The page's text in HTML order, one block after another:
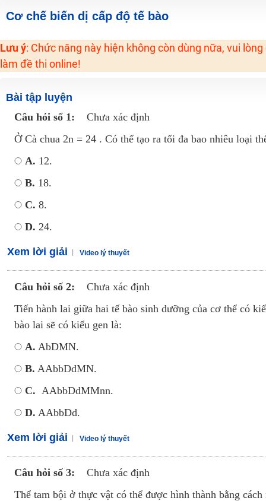
2K6! Lộ Trình Sun 2024 - Ba bước luyện thi TN THPT - ĐH ít nhất 25 điểm
Khuyến Mãi Khoá Học 1K Chỉ Từ 11-13/09/2024
Đồng giá khóa học 499K - 399K (13/11-15/11)
Khai giảng khóa Ngữ văn 7 - xây nền vững chắc cho tương lai!
Luyện thi vào lớp 10 môn Toán, Văn, Hóa, Anh, Lý với giáo viên giỏi và nổi
Cơ chế biến dị cấp độ tế bào
Lưu ý: Chức năng này hiện không còn dùng nữa, vui
làm đề thi online!
Bài tập luyện
Câu hỏi số 1:
Chưa xác định
Ở Cà chua 2n = 24 . Có thể tạo ra tối đa bao nhiêu loại
A. 12.
B. 18.
C. 8.
D. 24.
Xem lời giải Video lý thuyết
Câu hỏi số 2:
Chưa xác định
Tiến hành lai giữa hai tế bào sinh dưỡng của cơ thể có
bào lai sẽ có kiểu gen là:
A. AbDMN.
B. AAbbDdMN.
C. AAbbDdMMnn.
D. AAbbDd.
Xem lời giải Video lý thuyết
Câu hỏi số 3:
Chưa xác định
Thể tam bội ở thực vật có thể được hình thành bằng